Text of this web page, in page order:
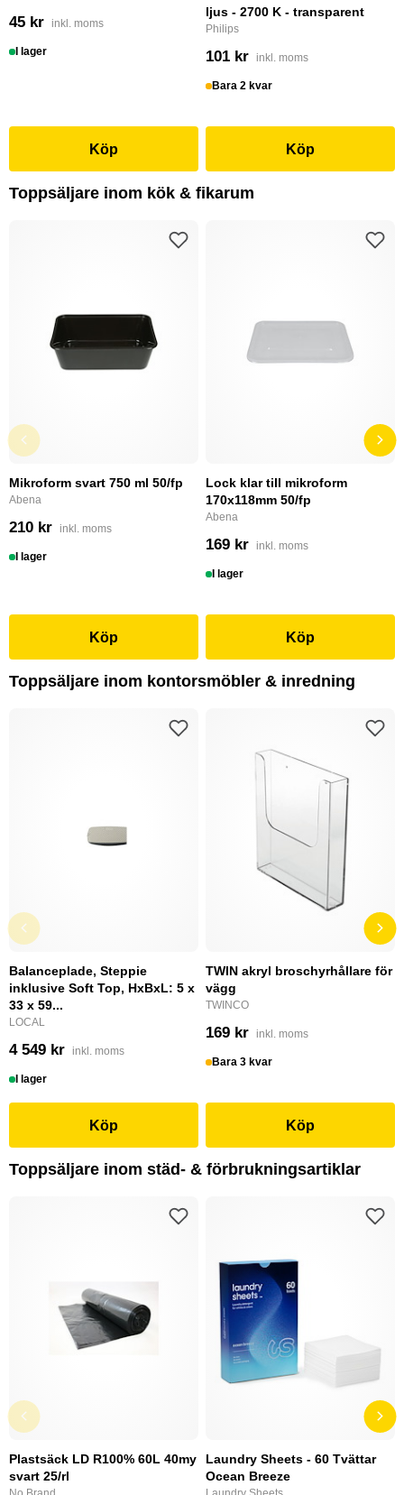
45 kr inkl. moms
I lager
Köp
ljus - 2700 K - transparent
Philips
101 kr inkl. moms
Bara 2 kvar
Köp
Toppsäljare inom kök & fikarum
Mikroform svart 750 ml 50/fp
Abena
210 kr inkl. moms
I lager
Köp
Lock klar till mikroform
170x118mm 50/fp
Abena
169 kr inkl. moms
I lager
Köp
Toppsäljare inom kontorsmöbler & inredning
Balanceplade, Steppie
inklusive Soft Top, HxBxL: 5 x
33 x 59...
LOCAL
4 549 kr inkl. moms
I lager
Köp
TWIN akryl broschyrhållare för
vägg
TWINCO
169 kr inkl. moms
Bara 3 kvar
Köp
Toppsäljare inom städ- & förbrukningsartiklar
Plastsäck LD R100% 60L 40my
svart 25/rl
Laundry Sheets - 60 Tvättar
Ocean Breeze